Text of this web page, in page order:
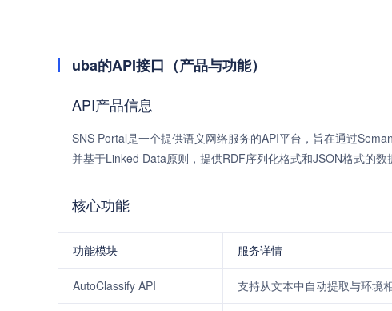
uba的API接口（产品与功能）
API产品信息
SNS Portal是一个提供语义网络服务的API平台，旨在通过
并基于Linked Data原则，提供RDF序列化格式和JSON格式的数
核心功能
功能模块 服务详情
AutoClassify API 支持从文本中自动提取与环境